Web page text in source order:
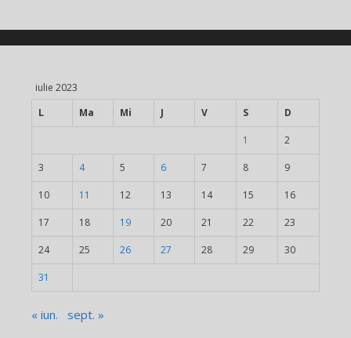
iulie 2023
L
Ma Mi J V S D
1 2
3 4 5 6 7 8 9
10 11 12 13 14 15 16
17 18 19 20 21 22 23
24 25 26 27 28 29 30
31
« iun. sept. »